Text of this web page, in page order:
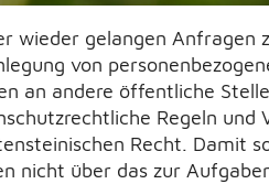
wieder gelangen Anfragen
von
an andere öffentliche
Regeln und
Recht. Damit
nicht über das zur